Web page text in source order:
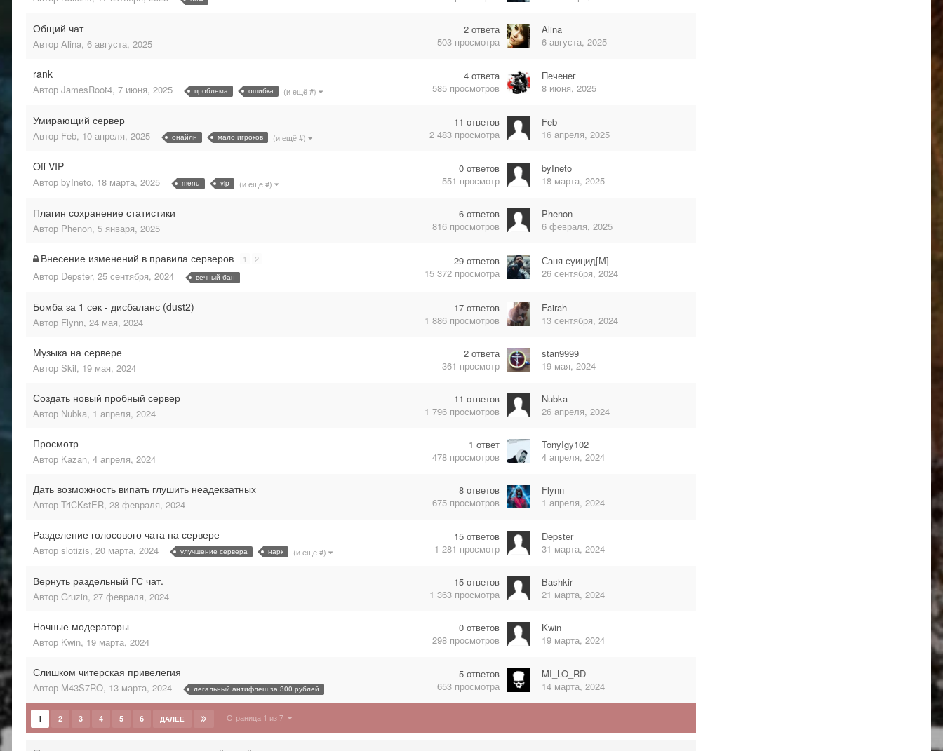
Общий чат
Автор Alina, 6 августа, 2025
2 ответа
503 просмотра
Alina
6 августа, 2025
rank
Автор JamesRoot4, 7 июня, 2025 проблема ошибка (и ещё #)
4 ответа
585 просмотров
Печенег
8 июня, 2025
Умирающий сервер
Автор Feb, 10 апреля, 2025 онайлн мало игроков (и ещё #)
11 ответов
2 483 просмотра
Feb
16 апреля, 2025
Off VIP
Автор byIneto, 18 марта, 2025 menu vip (и ещё #)
0 ответов
551 просмотр
byIneto
18 марта, 2025
Плагин сохранение статистики
Автор Phenon, 5 января, 2025
6 ответов
816 просмотров
Phenon
6 февраля, 2025
Внесение изменений в правила серверов 1 2
Автор Depster, 25 сентября, 2024 вечный бан
29 ответов
15 372 просмотра
Саня-суицид[М]
26 сентября, 2024
Бомба за 1 сек - дисбаланс (dust2)
Автор Flynn, 24 мая, 2024
17 ответов
1 886 просмотров
Fairah
13 сентября, 2024
Музыка на сервере
Автор Skil, 19 мая, 2024
2 ответа
361 просмотр
stan9999
19 мая, 2024
Создать новый пробный сервер
Автор Nubka, 1 апреля, 2024
11 ответов
1 796 просмотров
Nubka
26 апреля, 2024
Просмотр
Автор Kazan, 4 апреля, 2024
1 ответ
478 просмотров
TonyIgy102
4 апреля, 2024
Дать возможность випать глушить неадекватных
Автор TriCKstER, 28 февраля, 2024
8 ответов
675 просмотров
Flynn
1 апреля, 2024
Разделение голосового чата на сервере
Автор slotizis, 20 марта, 2024 улучшение сервера нарк (и ещё #)
15 ответов
1 281 просмотр
Depster
31 марта, 2024
Вернуть раздельный ГС чат.
Автор Gruzin, 27 февраля, 2024
15 ответов
1 363 просмотра
Bashkir
21 марта, 2024
Ночные модераторы
Автор Kwin, 19 марта, 2024
0 ответов
298 просмотров
Kwin
19 марта, 2024
Слишком читерская привелегия
Автор M43S7RO, 13 марта, 2024 легальный антифлеш за 300 рублей
5 ответов
653 просмотра
MI_LO_RD
14 марта, 2024
1 2 3 4 5 6 ДАЛЕЕ Страница 1 из 7